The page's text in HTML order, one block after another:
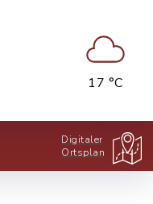
17 °C
Digitaler
Ortsplan